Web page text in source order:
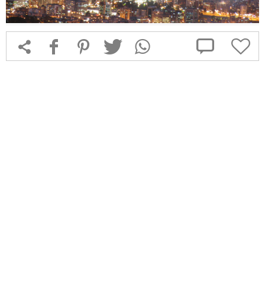
 f 1 T  